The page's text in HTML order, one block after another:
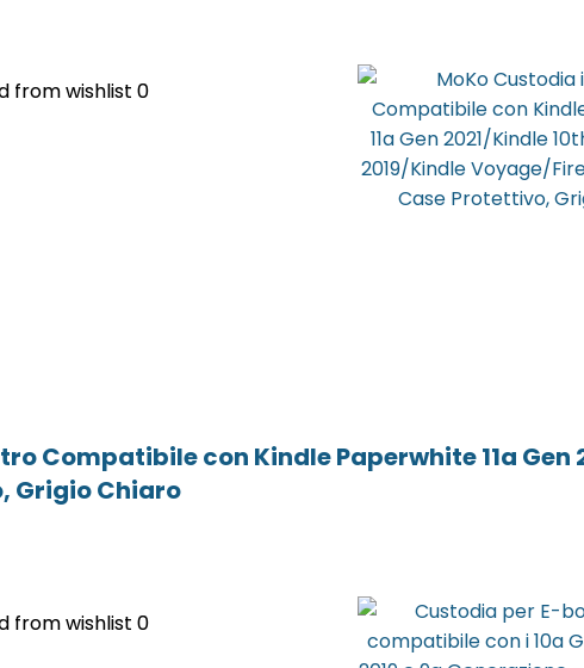
from wishlist 0
Compatibile con Kindle Paperwhite 11a
Grigio Chiaro
from wishlist 0
from wishlist 0
from wishlist 0